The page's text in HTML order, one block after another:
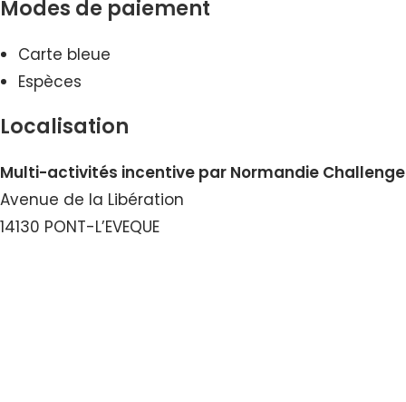
Modes de paiement
Carte bleue
Espèces
Localisation
Multi-activités incentive par Normandie Challenge
Avenue de la Libération
14130 PONT-L’EVEQUE